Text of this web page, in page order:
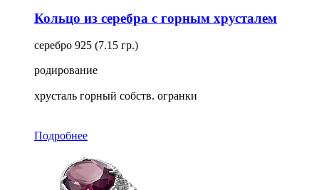
Кольцо из серебра с горным хрусталем
серебро 925 (7.15 гр.)
родирование
хрусталь горный собств. огранки
Подробнее